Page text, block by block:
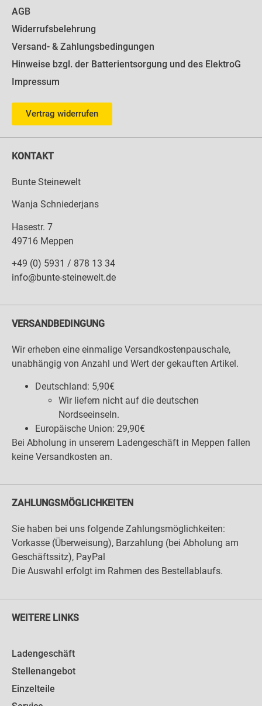
AGB
Widerrufsbelehrung
Versand- & Zahlungsbedingungen
Hinweise bzgl. der Batterientsorgung und des ElektroG
Impressum
Vertrag widerrufen
KONTAKT
Bunte Steinewelt
Wanja Schniederjans
Hasestr. 7
49716 Meppen
+49 (0) 5931 / 878 13 34
info@bunte-steinewelt.de
VERSANDBEDINGUNG
Wir erheben eine einmalige Versandkostenpauschale,
unabhängig von Anzahl und Wert der gekauften Artikel.
Deutschland: 5,90€
Wir liefern nicht auf die deutschen
Nordseeinseln.
Europäische Union: 29,90€
Bei Abholung in unserem Ladengeschäft in Meppen fallen
keine Versandkosten an.
ZAHLUNGSMÖGLICHKEITEN
Sie haben bei uns folgende Zahlungsmöglichkeiten:
Vorkasse (Überweisung), Barzahlung (bei Abholung am
Geschäftssitz), PayPal
Die Auswahl erfolgt im Rahmen des Bestellablaufs.
WEITERE LINKS
Ladengeschäft
Stellenangebot
Einzelteile